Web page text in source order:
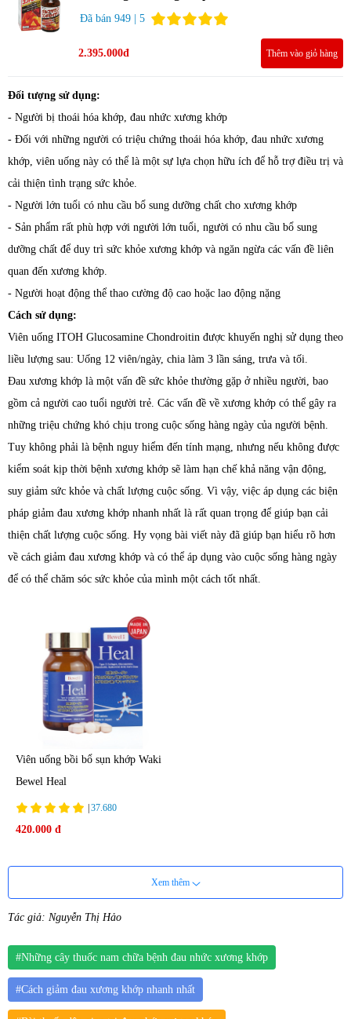
Chondroitin 360 viên
Đã bán 949 | 5
2.395.000đ Thêm vào giỏ hàng
Đối tượng sử dụng:
- Người bị thoái hóa khớp, đau nhức xương khớp
- Đối với những người có triệu chứng thoái hóa khớp, đau nhức xương
khớp, viên uống này có thể là một sự lựa chọn hữu ích để hỗ trợ điều trị và
cải thiện tình trạng sức khỏe.
- Người lớn tuổi có nhu cầu bổ sung dưỡng chất cho xương khớp
- Sản phẩm rất phù hợp với người lớn tuổi, người có nhu cầu bổ sung
dưỡng chất để duy trì sức khỏe xương khớp và ngăn ngừa các vấn đề liên
quan đến xương khớp.
- Người hoạt động thể thao cường độ cao hoặc lao động nặng
Cách sử dụng:
Viên uống ITOH Glucosamine Chondroitin được khuyến nghị sử dụng theo
liều lượng sau: Uống 12 viên/ngày, chia làm 3 lần sáng, trưa và tối.
Đau xương khớp là một vấn đề sức khỏe thường gặp ở nhiều người, bao
gồm cả người cao tuổi người trẻ. Các vấn đề về xương khớp có thể gây ra
những triệu chứng khó chịu trong cuộc sống hàng ngày của người bệnh.
Tuy không phải là bệnh nguy hiểm đến tính mạng, nhưng nếu không được
kiểm soát kịp thời bệnh xương khớp sẽ làm hạn chế khả năng vận động,
suy giảm sức khỏe và chất lượng cuộc sống. Vì vậy, việc áp dụng các biện
pháp giảm đau xương khớp nhanh nhất là rất quan trọng để giúp bạn cải
thiện chất lượng cuộc sống. Hy vọng bài viết này đã giúp bạn hiểu rõ hơn
về cách giảm đau xương khớp và có thể áp dụng vào cuộc sống hàng ngày
để có thể chăm sóc sức khỏe của mình một cách tốt nhất.
Viên uống bồi bổ sụn khớp Waki
Bewel Heal
37.680
420.000 đ
Xem thêm
Tác giả: Nguyễn Thị Hảo
#Những cây thuốc nam chữa bệnh đau nhức xương khớp
#Cách giảm đau xương khớp nhanh nhất